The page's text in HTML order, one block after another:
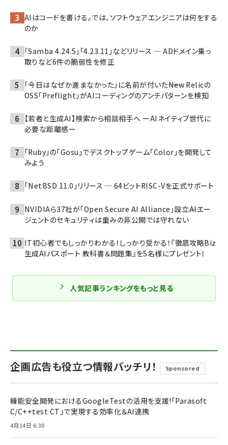
AIはコードを書ける。では、ソフトウェアエンジニアは何をする
のか
「Samba 4.24.5」「4.23.11」などリリース ─ ADドメイン乗っ
取りなど6件の脆弱性を修正
「今日はなぜか進まなかった」に名前が付いた――New Relicの
OSS「Preflight」がAIコーディングのアンチパターンを検知
【若者と生成AI】検索から相談相手へ ーAIネイティブ世代に
必要な距離感ー
「Ruby」の「Gosu」でデスクトップゲーム「Color」を開発して
みよう
「NetBSD 11.0」リリース ─ 64ビットRISC-Vを正式サポート
NVIDIAら37社が「Open Secure AI Alliance」設立――AIエー
ジェントのセキュリティは重みの非公開では守れない
IT初心者でもしっかりわかる！しっかり受かる！『徹底攻略Biz
生成AIパスポート 教科書＆問題集』を5名様にプレゼント！
人気記事ランキングをもっと見る
企画広告も役立つ情報バッチリ！ Sponsored
機能安全開発におけるGoogleTestの活用を支援!「Parasoft
C/C++test CT」で実現する効率化＆AI連携
4月14日 6:30